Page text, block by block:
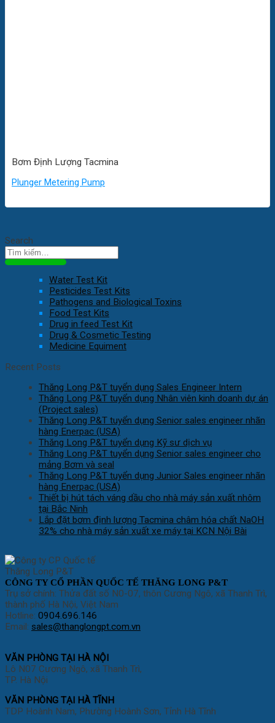
Bơm Định Lượng Tacmina
Plunger Metering Pump
Search
Water Test Kit
Pesticides Test Kits
Pathogens and Biological Toxins
Food Test Kits
Drug in feed Test Kit
Drug & Cosmetic Testing
Medicine Equiment
Recent Posts
Thăng Long P&T tuyển dụng Sales Engineer Intern
Thăng Long P&T tuyển dụng Nhân viên kinh doanh dự án
(Project sales)
Thăng Long P&T tuyển dụng Senior sales engineer nhãn
hàng Enerpac (USA)
Thăng Long P&T tuyển dụng Kỹ sư dịch vụ
Thăng Long P&T tuyển dụng Senior sales engineer cho
mảng Bơm và seal
Thăng Long P&T tuyển dụng Junior Sales engineer nhãn
hàng Enerpac (USA)
Thiết bị hút tách váng dầu cho nhà máy sản xuất nhôm
tại Bắc Ninh
Lắp đặt bơm định lượng Tacmina châm hóa chất NaOH
32% cho nhà máy sản xuất xe máy tại KCN Nội Bài
CÔNG TY CỔ PHẦN QUỐC TẾ THĂNG LONG P&T
Trụ sở chính: Thửa đất số N0-07, thôn Cương Ngô, xã Thanh Trì,
thành phố Hà Nội, Việt Nam
Hotline: 0904.696.146
Email: sales@thanglongpt.com.vn
VĂN PHÒNG TẠI HÀ NỘI
Lô N07 Cương Ngô, xã Thanh Trì,
TP. Hà Nội
VĂN PHÒNG TẠI HÀ TĨNH
TDP Hoành Nam, Phường Hoành Sơn, Tỉnh Hà Tĩnh